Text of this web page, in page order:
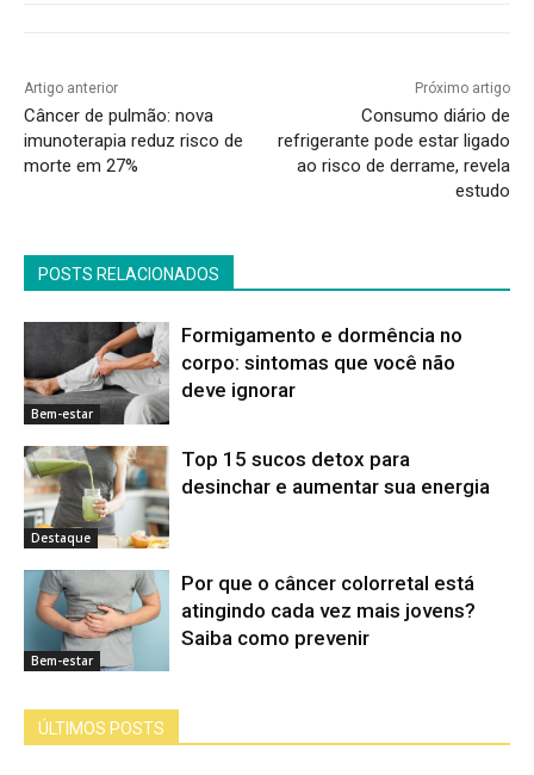
Artigo anterior
Câncer de pulmão: nova
imunoterapia reduz risco de
morte em 27%
Próximo artigo
Consumo diário de
refrigerante pode estar ligado
ao risco de derrame, revela
estudo
POSTS RELACIONADOS
Bem-estar
Formigamento e dormência no
corpo: sintomas que você não
deve ignorar
Destaque
Top 15 sucos detox para
desinchar e aumentar sua energia
Bem-estar
Por que o câncer colorretal está
atingindo cada vez mais jovens?
Saiba como prevenir
ÚLTIMOS POSTS